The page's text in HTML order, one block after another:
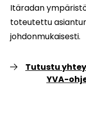
Itäradan
toteutettu
johdonmukaisesti.
Tutustu
YVA-